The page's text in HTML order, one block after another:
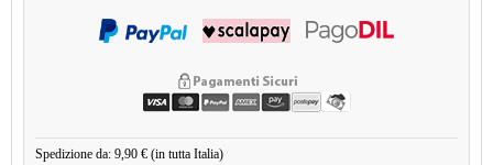
Spedizione da: 9,90 € (in tutta Italia)